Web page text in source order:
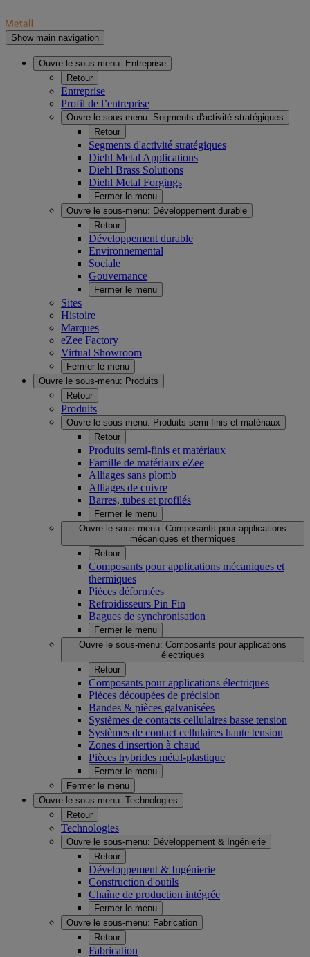
Show main navigation
Ouvre le sous-menu: Entreprise
Retour
Entreprise
Profil de l’entreprise
Ouvre le sous-menu: Segments d'activité stratégiques
Retour
Segments d'activité stratégiques
Diehl Metal Applications
Diehl Brass Solutions
Diehl Metal Forgings
Fermer le menu
Ouvre le sous-menu: Développement durable
Retour
Développement durable
Environnemental
Sociale
Gouvernance
Fermer le menu
Sites
Histoire
Marques
eZee Factory
Virtual Showroom
Fermer le menu
Ouvre le sous-menu: Produits
Retour
Produits
Ouvre le sous-menu: Produits semi-finis et matériaux
Retour
Produits semi-finis et matériaux
Famille de matériaux eZee
Alliages sans plomb
Alliages de cuivre
Barres, tubes et profilés
Fermer le menu
Ouvre le sous-menu: Composants pour applications
mécaniques et thermiques
Retour
Composants pour applications mécaniques et
thermiques
Pièces déformées
Refroidisseurs Pin Fin
Bagues de synchronisation
Fermer le menu
Ouvre le sous-menu: Composants pour applications
électriques
Retour
Composants pour applications électriques
Pièces découpées de précision
Bandes & pièces galvanisées
Systèmes de contacts cellulaires basse tension
Systèmes de contact cellulaires haute tension
Zones d'insertion à chaud
Pièces hybrides métal-plastique
Fermer le menu
Fermer le menu
Ouvre le sous-menu: Technologies
Retour
Technologies
Ouvre le sous-menu: Développement & Ingénierie
Retour
Développement & Ingénierie
Construction d'outils
Chaîne de production intégrée
Fermer le menu
Ouvre le sous-menu: Fabrication
Retour
Fabrication